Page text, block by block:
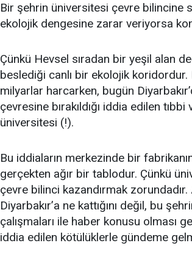
Bir şehrin üniversitesi çevre bilincine
ekolojik dengesine zarar veriyorsa
Çünkü Hevsel sıradan bir yeşil alan
beslediği canlı bir ekolojik koridordur.
milyarlar harcarken, bugün
çevresine bırakıldığı iddia edilen
üniversitesi (!).
Bu iddiaların merkezinde bir
gerçekten ağır bir tablodur. Çünkü
çevre bilinci kazandırmak
Diyarbakır’a ne kattığını değil, bu
çalışmaları ile haber konusu olması
iddia edilen kötülüklerle gündeme